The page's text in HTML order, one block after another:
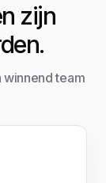
zijn
team